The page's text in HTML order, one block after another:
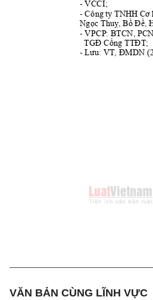
- VCCI;
- Công ty TNHH Cơ
Ngọc Thuỵ, Bồ Đề,
- VPCP: BTCN,
TGĐ Cổng TTĐT;
- Lưu: VT, ĐMDN
VĂN BẢN CÙNG LĨNH VỰC